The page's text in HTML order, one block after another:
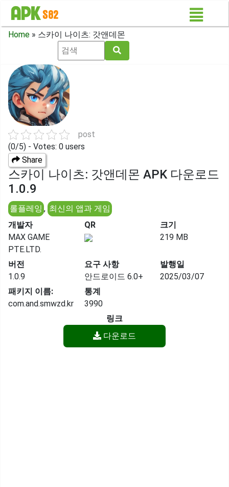
Home » 스카이 나이츠: 갓앤데몬
post
(0/5) - Votes: 0 users
Share
스카이 나이츠: 갓앤데몬 APK 다운로드
1.0.9
롤플레잉 , 최신의 앱과 게임
개발자
MAX GAME
PTE.LTD.
QR
크기
219 MB
버전
1.0.9
요구 사항
안드로이드 6.0+
발행일
2025/03/07
패키지 이름:
com.and.smwzd.kr
통계
3990
링크
다운로드